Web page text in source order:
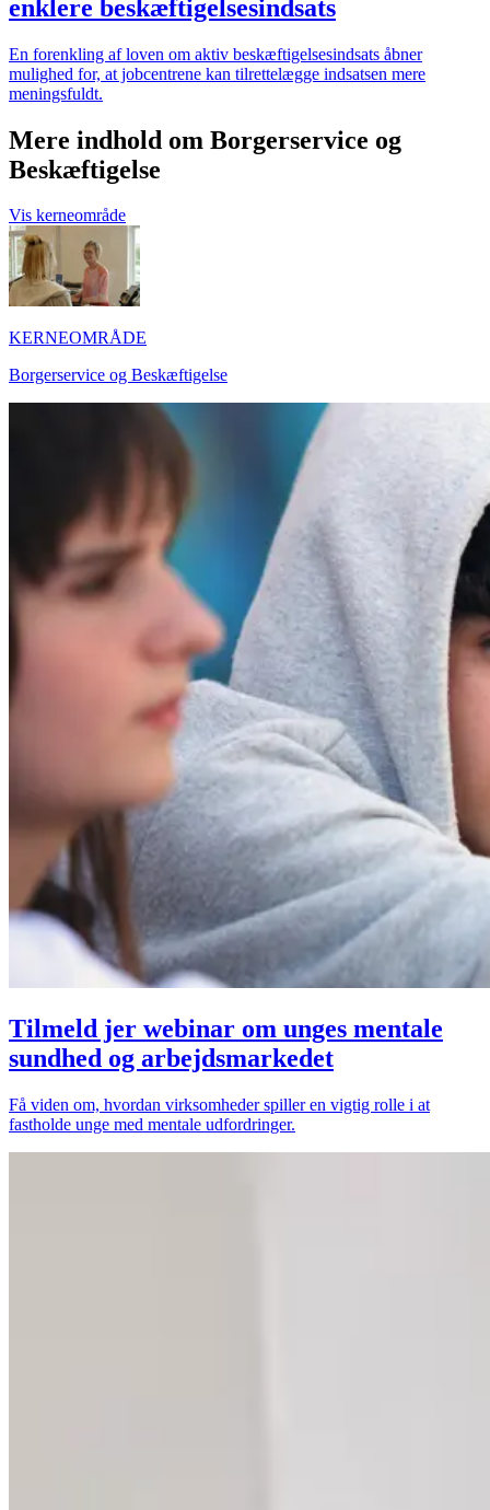
enklere beskæftigelsesindsats
En forenkling af loven om aktiv beskæftigelsesindsats åbner
mulighed for, at jobcentrene kan tilrettelægge indsatsen mere
meningsfuldt.
Mere indhold om Borgerservice og
Beskæftigelse
Vis kerneområde
KERNEOMRÅDE
Borgerservice og Beskæftigelse
Tilmeld jer webinar om unges mentale
sundhed og arbejdsmarkedet
Få viden om, hvordan virksomheder spiller en vigtig rolle i at
fastholde unge med mentale udfordringer.